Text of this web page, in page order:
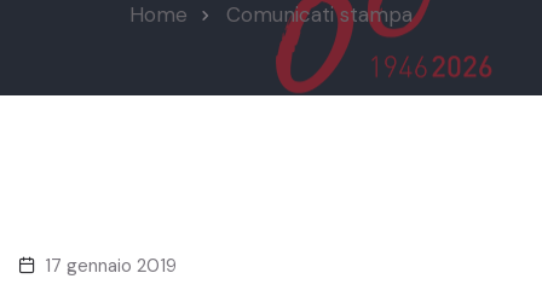
Home Comunicati stampa
17 gennaio 2019